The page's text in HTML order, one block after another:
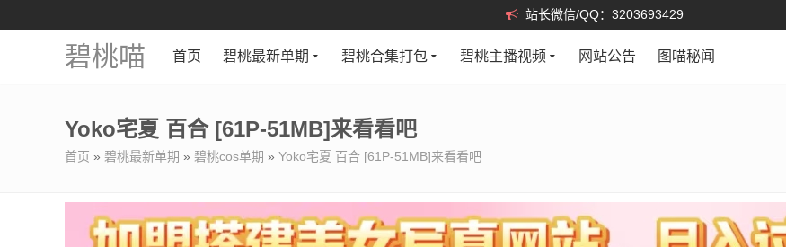
站长微信/QQ：3203693429
碧桃喵 首页 碧桃最新单期 碧桃合集打包 碧桃主播视频 网站公告 图喵秘闻
Yoko宅夏 百合 [61P-51MB]来看看吧
首页 » 碧桃最新单期 » 碧桃cos单期 » Yoko宅夏 百合 [61P-51MB]来看看吧